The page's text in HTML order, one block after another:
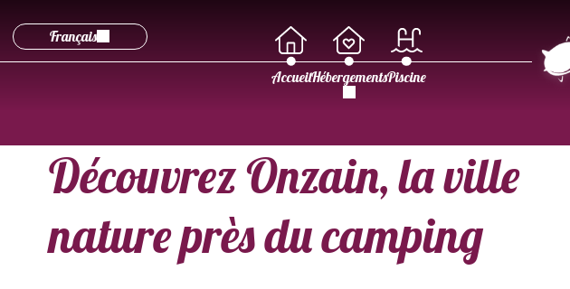
AccueilHébergementsPiscine
Français
Découvrez Onzain, la ville
nature près du camping